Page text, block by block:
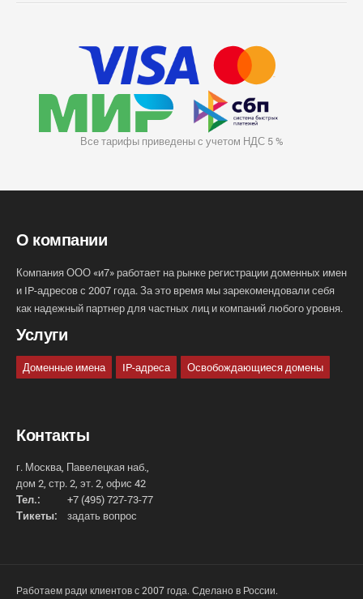
Все тарифы приведены с учетом НДС 5 %
О компании
Компания ООО «и7» работает на рынке регистрации доменных имен
и IP-адресов с 2007 года. За это время мы зарекомендовали себя
как надежный партнер для частных лиц и компаний любого уровня.
Услуги
Доменные имена IP-адреса Освобождающиеся домены
Контакты
г. Москва, Павелецкая наб.,
дом 2, стр. 2, эт. 2, офис 42
Тел.:
+7 (495) 727-73-77
Тикеты:
задать вопрос
Работаем ради клиентов с 2007 года. Сделано в России.